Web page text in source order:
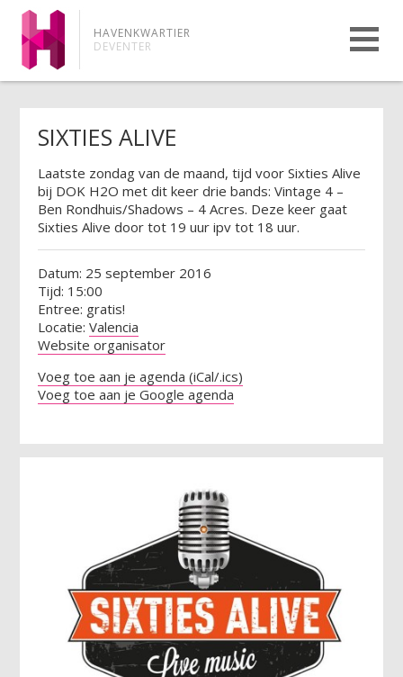
HAVENKWARTIER
DEVENTER
SIXTIES ALIVE
Laatste zondag van de maand, tijd voor Sixties Alive
bij DOK H2O met dit keer drie bands: Vintage 4 –
Ben Rondhuis/Shadows – 4 Acres. Deze keer gaat
Sixties Alive door tot 19 uur ipv tot 18 uur.
Datum: 25 september 2016
Tijd: 15:00
Entree: gratis!
Locatie:Valencia
Website organisator
Voeg toe aan je agenda (iCal/.ics)
Voeg toe aan je Google agenda